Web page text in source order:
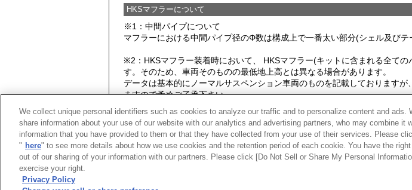
HKSマフラーについて
※1：中間パイプについて
マフラーにおける中間パイプ径のΦ数は構成上で一番太い部分(シェル及びテ
※2：HKSマフラー装着時において、 HKSマフラー(キットに含まれる全て
す。そのため、車両そのものの最低地上高とは異なる場合があります。
データは基本的にノーマルサスペンション車両のものを記載しております
ますので予めご了承下さい。
注：フック・ブラケット・ステーに関しては予告なく変更されることがあり
★アイドリング時排気音量
We collect unique personal identifiers such as cookies to analyze our traffic and to personalize content and ads.
share information about your use of our website with our analytics and advertising partners, who may combine it
information that you have provided to them or that they have collected from your use of their services. Please
" here" to see more details about how we use cookies and the retention period of each cookie. You have the
out of our sharing of your information with our partners. Please click [Do Not Sell or Share My Personal
exercise your right.
Privacy Policy